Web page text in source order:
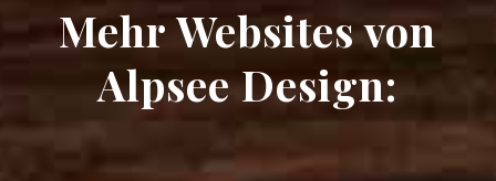
Mehr Websites von
Alpsee Design: